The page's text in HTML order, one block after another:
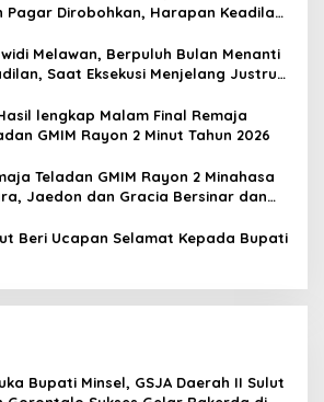
Pagar Dirobohkan, Harapan Keadilan
Melawan, Berpuluh Bulan Menanti
Saat Eksekusi Menjelang Justru
lengkap Malam Final Remaja
GMIM Rayon 2 Minut Tahun 2026
Teladan GMIM Rayon 2 Minahasa
Jaedon dan Gracia Bersinar dan
Beri Ucapan Selamat Kepada Bupati
Bupati Minsel, GSJA Daerah II Sulut